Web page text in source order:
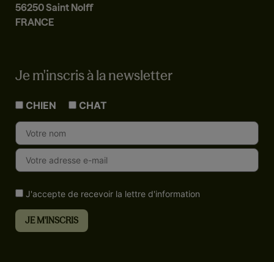
56250 Saint Nolff
FRANCE
Je m'inscris à la newsletter
CHIEN CHAT
J'accepte de recevoir la lettre d'information